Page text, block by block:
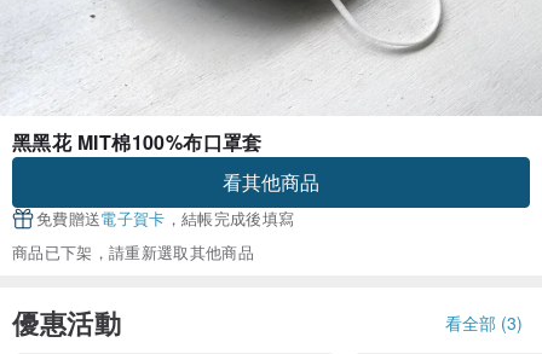
黑黑花 MIT棉100%布口罩套
看其他商品
免費贈送電子賀卡 ，結帳完成後填寫
商品已下架，請重新選取其他商品
優惠活動 看全部 (3)